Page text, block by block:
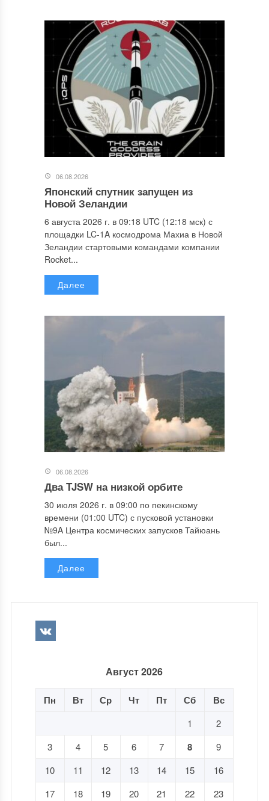
06.08.2026
Японский спутник запущен из
Новой Зеландии
6 августа 2026 г. в 09:18 UTC (12:18 мск) с
площадки LC-1A космодрома Махиа в Новой
Зеландии стартовыми командами компании
Rocket...
Далее
06.08.2026
Два TJSW на низкой орбите
30 июля 2026 г. в 09:00 по пекинскому
времени (01:00 UTC) с пусковой установки
№9A Центра космических запусков Тайюань
был...
Далее
Август 2026
Пн Вт Ср Чт Пт Сб Вс
1
2
3
4 5 6 7 8
9
10
11 12 13 14 15
16
17
18 19 20 21 22
23